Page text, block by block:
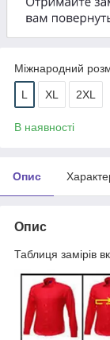
Міжнародний
L XL 2XL
В наявності
Опис
Опис
Таблиця замірів